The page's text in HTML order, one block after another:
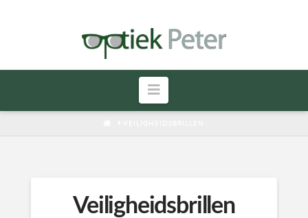
Navigatie
Veiligheidsbrillen